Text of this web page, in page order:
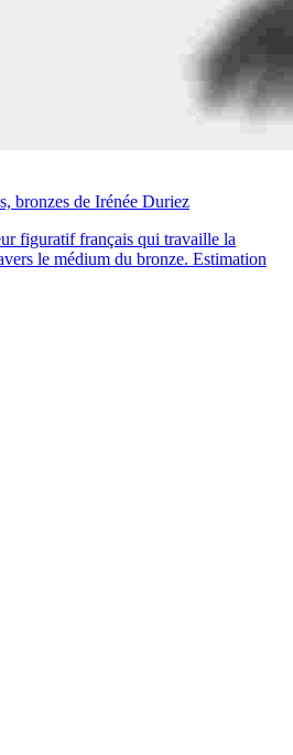
bronzes de Irénée Duriez
figuratif français qui travaille la
le médium du bronze. Estimation